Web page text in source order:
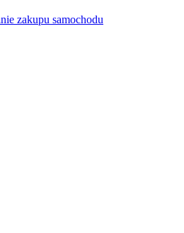
zakupu samochodu